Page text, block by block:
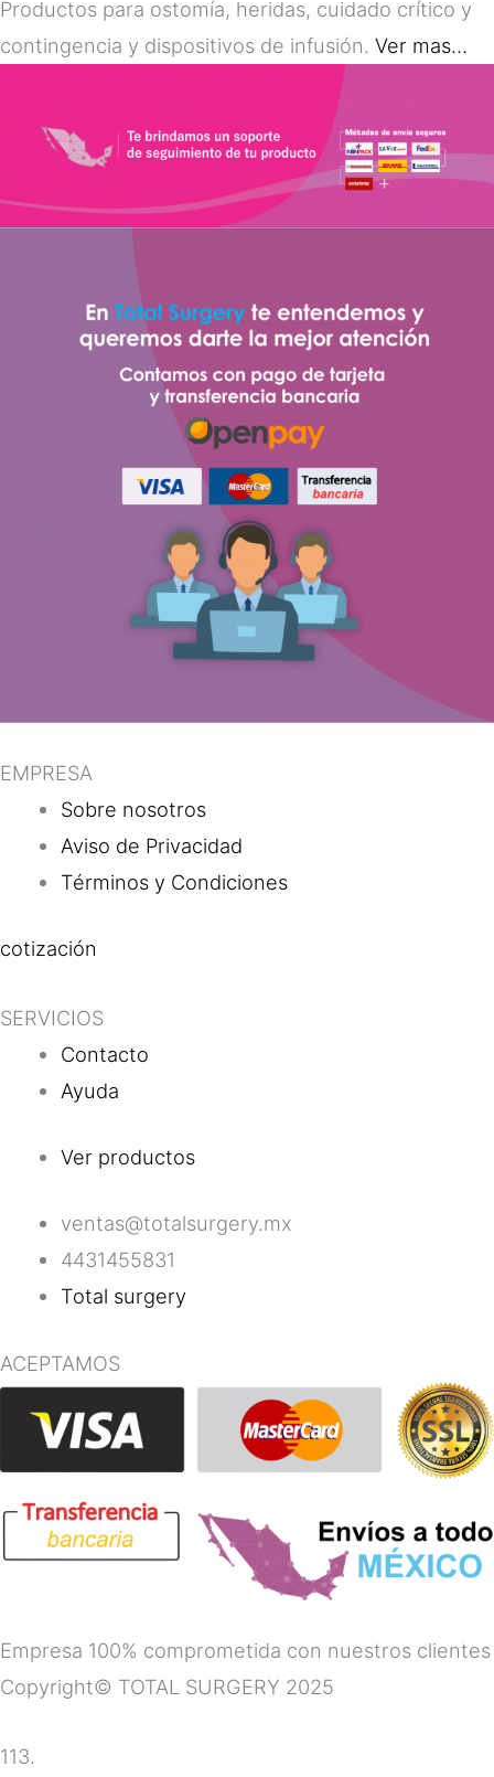
Productos para ostomía, heridas, cuidado crítico y
contingencia y dispositivos de infusión. Ver mas…
EMPRESA
Sobre nosotros
Aviso de Privacidad
Términos y Condiciones
cotización
SERVICIOS
Contacto
Ayuda
Ver productos
ventas@totalsurgery.mx
4431455831
Total surgery
ACEPTAMOS
Empresa 100% comprometida con nuestros clientes
Copyright© TOTAL SURGERY 2025
113.